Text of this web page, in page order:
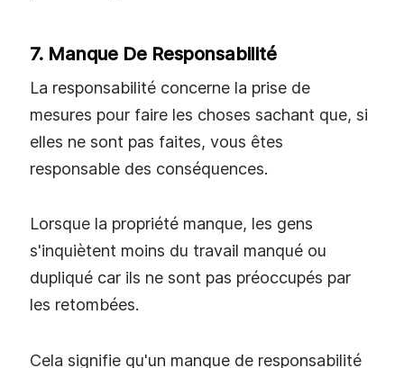
7. Manque De Responsabilité
La responsabilité concerne la prise de
mesures pour faire les choses sachant que, si
elles ne sont pas faites, vous êtes
responsable des conséquences.
Lorsque la propriété manque, les gens
s'inquiètent moins du travail manqué ou
dupliqué car ils ne sont pas préoccupés par
les retombées.
Cela signifie qu'un manque de responsabilité